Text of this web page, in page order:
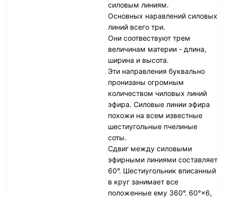
силовым линиям.
Основных наравлений силовых
линий всего три.
Они соотвествуют трем
величинам материи - длина,
ширина и высота.
Эти направления буквально
пронизаны огромным
количеством чиловых линий
эфира. Силовые линии эфира
похожи на всем известные
шестиугольные пчелиные
соты.
Сдвиг между силовыми
эфирными линиями составляет
60°. Шестиугольник вписанный
в круг занимает все
положенные ему 360°. 60°×6,